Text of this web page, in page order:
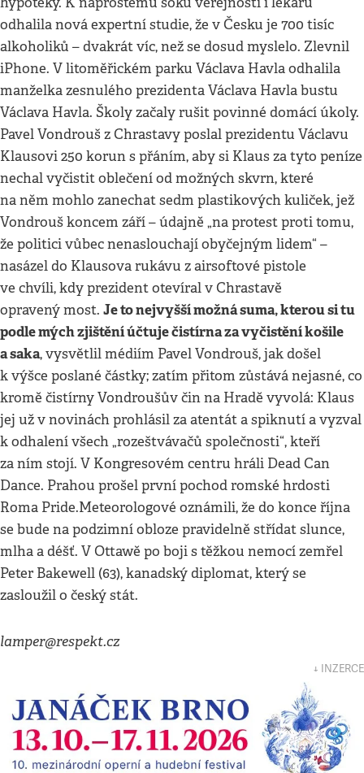
odhalila nová expertní studie, že v Česku je 700 tisíc
alkoholiků – dvakrát víc, než se dosud myslelo. Zlevnil
iPhone. V litoměřickém parku Václava Havla odhalila
manželka zesnulého prezidenta Václava Havla bustu
Václava Havla. Školy začaly rušit povinné domácí úkoly.
Pavel Vondrouš z Chrastavy poslal prezidentu Václavu
Klausovi 250 korun s přáním, aby si Klaus za tyto peníze
nechal vyčistit oblečení od možných skvrn, které
na něm mohlo zanechat sedm plastikových kuliček, jež
Vondrouš koncem září – údajně „na protest proti tomu,
že politici vůbec nenaslouchají obyčejným lidem“ –
nasázel do Klausova rukávu z airsoftové pistole
ve chvíli, kdy prezident otevíral v Chrastavě
opravený most. Je to nejvyšší možná suma, kterou si tu
podle mých zjištění účtuje čistírna za vyčistění košile
a saka, vysvětlil médiím Pavel Vondrouš, jak došel
k výšce poslané částky; zatím přitom zůstává nejasné, co
kromě čistírny Vondroušův čin na Hradě vyvolá: Klaus
jej už v novinách prohlásil za atentát a spiknutí a vyzval
k odhalení všech „rozeštvávačů společnosti“, kteří
za ním stojí. V Kongresovém centru hráli Dead Can
Dance. Prahou prošel první pochod romské hrdosti
Roma Pride.Meteorologové oznámili, že do konce října
se bude na podzimní obloze pravidelně střídat slunce,
mlha a déšť. V Ottawě po boji s těžkou nemocí zemřel
Peter Bakewell (63), kanadský diplomat, který se
zasloužil o český stát.
lamper@respekt.cz
↓ INZERCE